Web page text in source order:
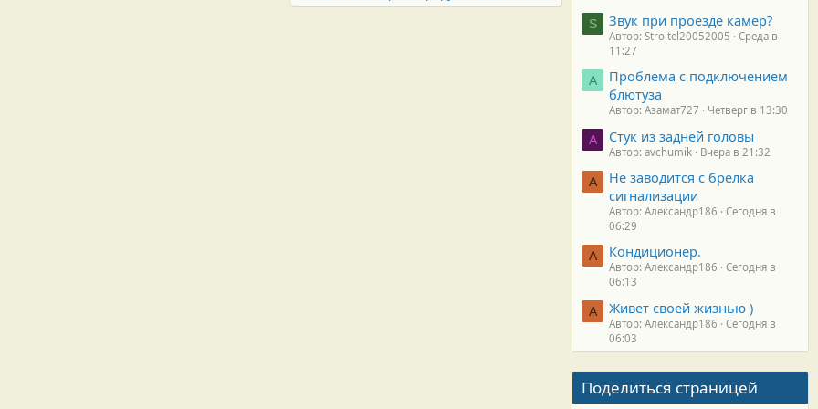
S Звук при проезде камер?
Автор: Stroitel20052005
Среда в
11:27
А
Проблема с подключением
блютуза
Автор: Азамат727 Четверг в 13:30
A Стук из задней головы
Автор: avchumik Вчера в 21:32
А
Не заводится с брелка
сигнализации
Автор: Александр186
Сегодня в
06:29
А Кондиционер.
Автор: Александр186
Сегодня в
06:13
А Живет своей жизнью )
Автор: Александр186
Сегодня в
06:03
Поделиться страницей